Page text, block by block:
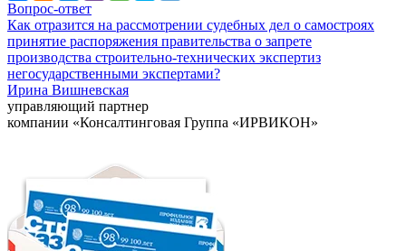
Вопрос-ответ
Как отразится на рассмотрении судебных дел о самостроях
принятие распоряжения правительства о запрете
производства строительно-технических экспертиз
негосударственными экспертами?
Ирина Вишневская
управляющий партнер
компании «Консалтинговая Группа «ИРВИКОН»